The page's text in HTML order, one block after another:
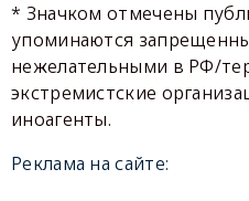
* Значком отмечены
упоминаются
нежелательными в РФ/
экстремистские
иноагенты.
Реклама на сайте: